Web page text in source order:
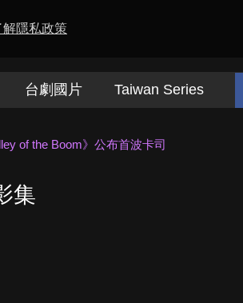
解隱私政策
台劇國片 Taiwan Series
of the Boom》公布首波卡司
集